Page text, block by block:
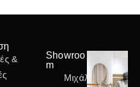
&
Showroo
m
Μιχάλη